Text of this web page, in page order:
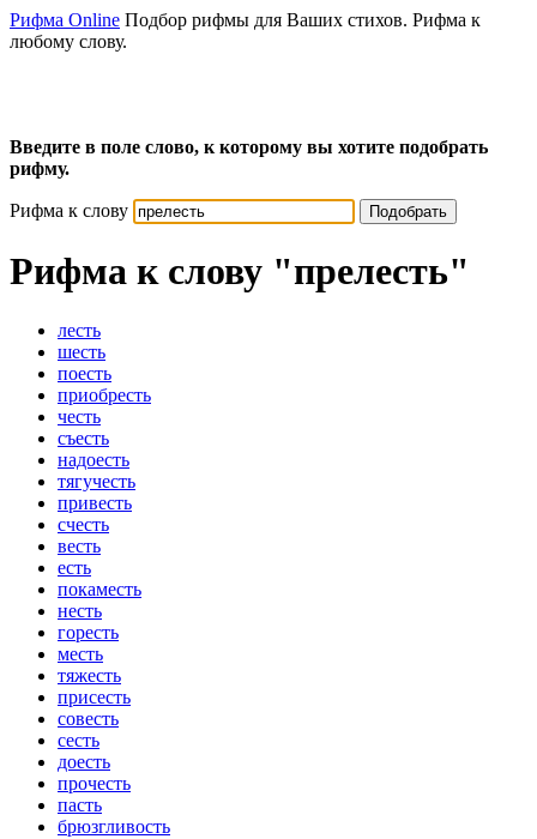
Рифма Online Подбор рифмы для Ваших стихов. Рифма к
любому слову.
Введите в поле слово, к которому вы хотите подобрать
рифму.
Рифма к слову Подобрать
Рифма к слову "прелесть"
лесть
шесть
поесть
приобресть
честь
съесть
надоесть
тягучесть
привесть
счесть
весть
есть
покаместь
несть
горесть
месть
тяжесть
присесть
совесть
сесть
доесть
прочесть
пасть
брюзгливость